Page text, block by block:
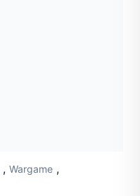
, Wargame ,